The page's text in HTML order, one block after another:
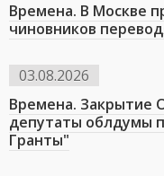
Времена. В Москве
чиновников
03.08.2026
Времена. Закрытие
депутаты облдумы
Гранты"